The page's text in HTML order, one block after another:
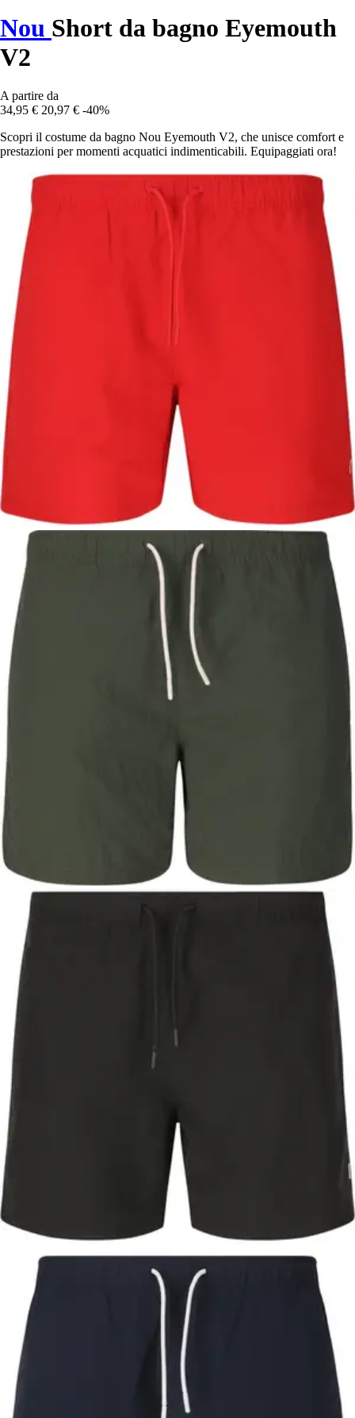
Nou Short da bagno Eyemouth
V2
A partire da
34,95 € 20,97 € -40%
Scopri il costume da bagno Nou Eyemouth V2, che unisce comfort e
prestazioni per momenti acquatici indimenticabili. Equipaggiati ora!